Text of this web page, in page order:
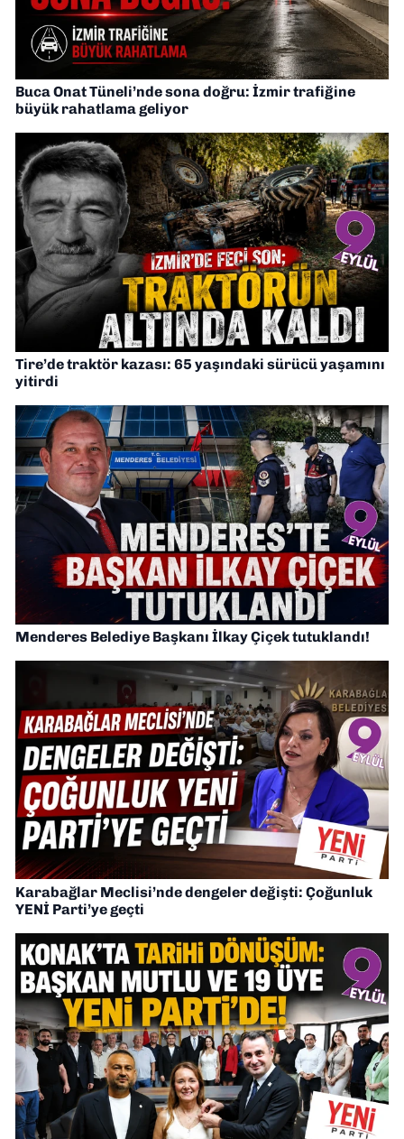
Buca Onat Tüneli’nde sona doğru: İzmir trafiğine
büyük rahatlama geliyor
Tire’de traktör kazası: 65 yaşındaki sürücü yaşamını
yitirdi
Menderes Belediye Başkanı İlkay Çiçek tutuklandı!
Karabağlar Meclisi’nde dengeler değişti: Çoğunluk
YENİ Parti’ye geçti